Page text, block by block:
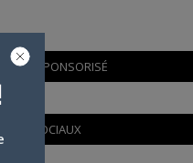
SPONSORISÉ
SOCIAUX